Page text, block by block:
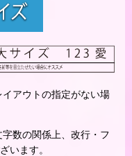
アウトの指定がない場
数の関係上、改行・フ
います。